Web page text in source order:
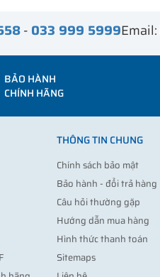
- 033 999 5999Email:
BẢO HÀNH
CHÍNH HÃNG
THÔNG TIN CHUNG
Chính sách bảo mật
Bảo hành - đổi trả hàng
Câu hỏi thường gặp
Hướng dẫn mua hàng
Hình thức thanh toán
Sitemaps